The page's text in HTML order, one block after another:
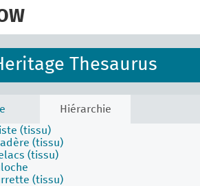
Thesaurus
Hiérarchie
(activité)
de tissage (technique)
(tissu)
usuelle ou commerciale
du tissu (technique)
(tissu)
(tissu)
(tissu)
(tissu)
(tissu)
(tissu)